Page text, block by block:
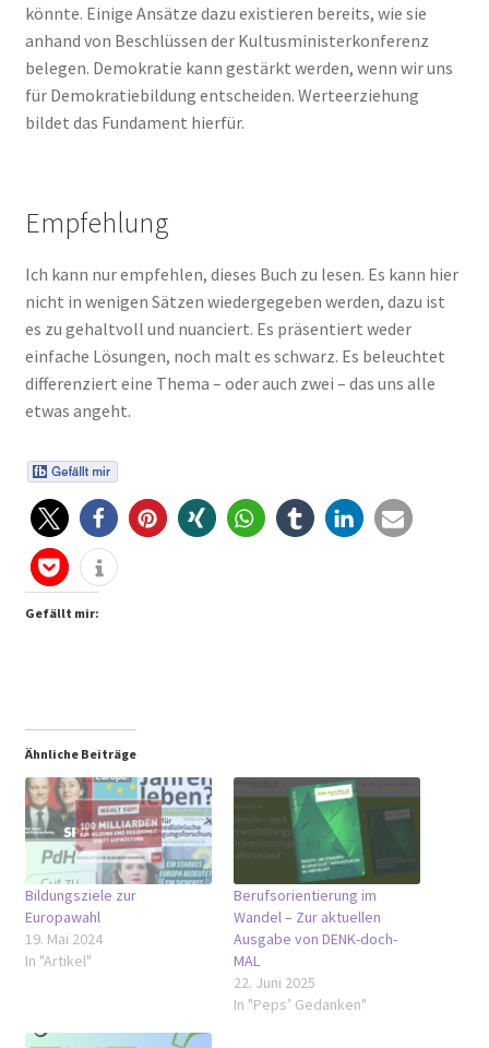
könnte. Einige Ansätze dazu existieren bereits, wie sie
anhand von Beschlüssen der Kultusministerkonferenz
belegen. Demokratie kann gestärkt werden, wenn wir uns
für Demokratiebildung entscheiden. Werteerziehung
bildet das Fundament hierfür.
Empfehlung
Ich kann nur empfehlen, dieses Buch zu lesen. Es kann hier
nicht in wenigen Sätzen wiedergegeben werden, dazu ist
es zu gehaltvoll und nuanciert. Es präsentiert weder
einfache Lösungen, noch malt es schwarz. Es beleuchtet
differenziert eine Thema – oder auch zwei – das uns alle
etwas angeht.
Gefällt mir:
Ähnliche Beiträge
Bildungsziele zur
Europawahl
19. Mai 2024
In "Artikel"
Berufsorientierung im
Wandel – Zur aktuellen
Ausgabe von DENK-doch-
MAL
22. Juni 2025
In "Peps’ Gedanken"